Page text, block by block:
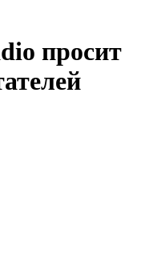
просит